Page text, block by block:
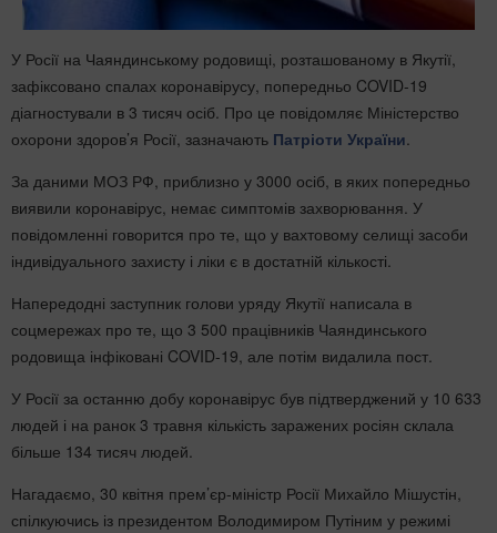
У Росії на Чаяндинському родовищі, розташованому в Якутії,
зафіксовано спалах коронавірусу, попередньо COVID-19
діагностували в 3 тисяч осіб. Про це повідомляє Міністерство
охорони здоров’я Росії, зазначають Патріоти України
За даними МОЗ РФ, приблизно у 3000 осіб, в яких попередньо
виявили коронавірус, немає симптомів захворювання. У
повідомленні говорится про те, що у вахтовому селищі засоби
індивідуального захисту і ліки є в достатній кількості.
Напередодні заступник голови уряду Якутії написала в
соцмережах про те, що 3 500 працівників Чаяндинського
родовища інфіковані COVID-19, але потім видалила пост.
У Росії за останню добу коронавірус був підтверджений у 10 633
людей і на ранок 3 травня кількість заражених росіян склала
більше 134 тисяч людей.
Нагадаємо, 30 квітня прем’єр-міністр Росії Михайло Мішустін,
спілкуючись із президентом Володимиром Путіним у режимі